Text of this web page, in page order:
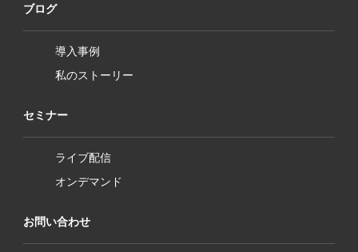
ブログ
導入事例
私のストーリー
セミナー
ライブ配信
オンデマンド
お問い合わせ